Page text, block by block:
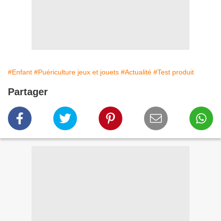
#Enfant #Puériculture jeux et jouets #Actualité #Test produit
Partager